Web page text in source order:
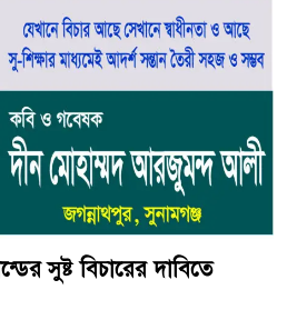
সুষ্ট বিচারের দাবিতে